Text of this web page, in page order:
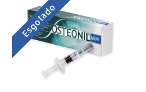
Esgotado